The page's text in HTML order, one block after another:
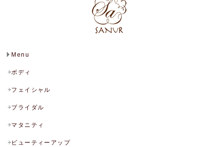
Menu
ボディ
フェイシャル
ブライダル
マタニティ
ビューティーアップ